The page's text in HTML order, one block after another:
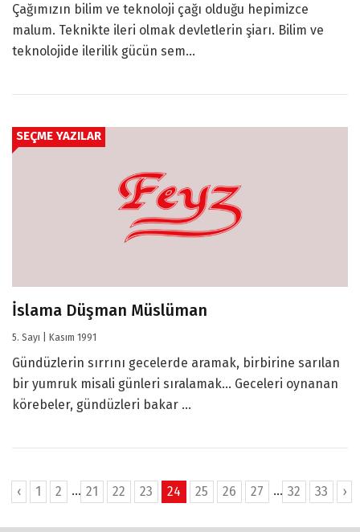
Çağımızın bilim ve teknoloji çağı olduğu hepimizce
malum. Teknikte ileri olmak devletlerin şiarı. Bilim ve
teknolojide ilerilik gücün sem...
SEÇME YAZILAR
İslama Düşman Müslüman
5. Sayı | Kasım 1991
Gündüzlerin sırrını gecelerde aramak, birbirine sarılan
bir yumruk misali günleri sıralamak... Geceleri oynanan
körebeler, gündüzleri bakar ...
‹ 1 2 ... 21 22 23 24 25 26 27 ... 32 33 ›